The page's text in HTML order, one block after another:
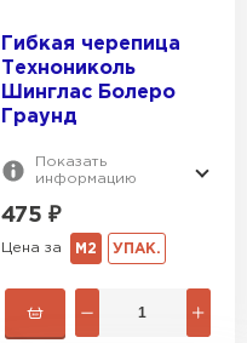
Гибкая черепица
Технониколь
Шинглас Болеро
Граунд
Показать
информацию
475 ₽
Цена за М2 УПАК.